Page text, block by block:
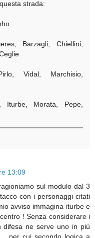
strada:
Barzagli, Chiellini,
Vidal, Marchisio,
Iturbe, Morata, Pepe,
13:09
sul modulo dal 3
con i personaggi citati
avviso immagina iturbe e
! Senza considerare i
ne serve uno in più